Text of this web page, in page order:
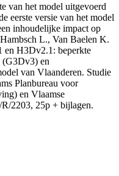
van het model uitgevoerd
eerste versie van het model
inhoudelijke impact op
L., Van Baelen K.
en H3Dv2.1: beperkte
(G3Dv3) en
van Vlaanderen. Studie
Planbureau voor
en Vlaamse
2203, 25p + bijlagen.